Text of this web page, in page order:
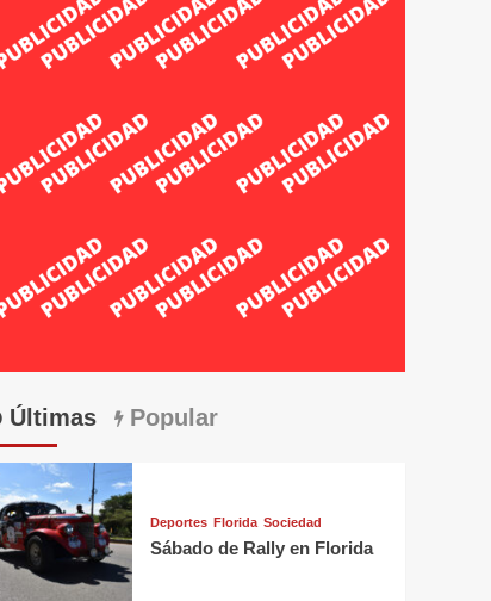
Últimas Popular
Deportes Florida Sociedad
Sábado de Rally en Florida